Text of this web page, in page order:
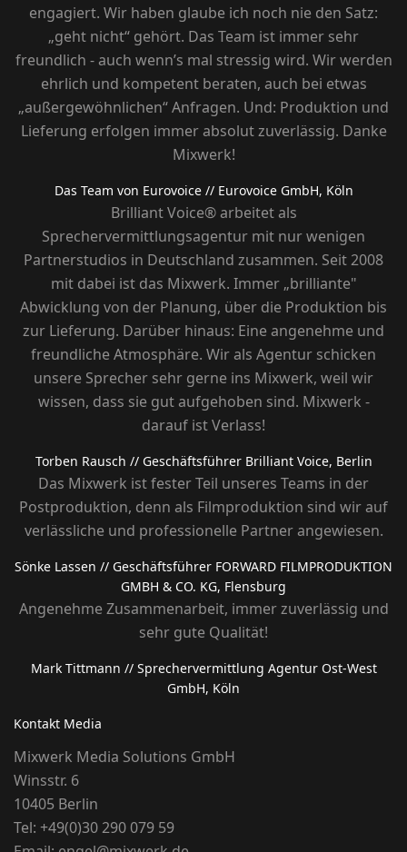
engagiert. Wir haben glaube ich noch nie den Satz:
„geht nicht“ gehört. Das Team ist immer sehr
freundlich - auch wenn’s mal stressig wird. Wir werden
ehrlich und kompetent beraten, auch bei etwas
„außergewöhnlichen“ Anfragen. Und: Produktion und
Lieferung erfolgen immer absolut zuverlässig. Danke
Mixwerk!
Das Team von Eurovoice // Eurovoice GmbH, Köln
Brilliant Voice® arbeitet als
Sprechervermittlungsagentur mit nur wenigen
Partnerstudios in Deutschland zusammen. Seit 2008
mit dabei ist das Mixwerk. Immer „brilliante"
Abwicklung von der Planung, über die Produktion bis
zur Lieferung. Darüber hinaus: Eine angenehme und
freundliche Atmosphäre. Wir als Agentur schicken
unsere Sprecher sehr gerne ins Mixwerk, weil wir
wissen, dass sie gut aufgehoben sind. Mixwerk -
darauf ist Verlass!
Torben Rausch // Geschäftsführer Brilliant Voice, Berlin
Das Mixwerk ist fester Teil unseres Teams in der
Postproduktion, denn als Filmproduktion sind wir auf
verlässliche und professionelle Partner angewiesen.
Sönke Lassen // Geschäftsführer FORWARD FILMPRODUKTION
GMBH & CO. KG, Flensburg
Angenehme Zusammenarbeit, immer zuverlässig und
sehr gute Qualität!
Mark Tittmann // Sprechervermittlung Agentur Ost-West
GmbH, Köln
Kontakt Media
Mixwerk Media Solutions GmbH
Winsstr. 6
10405 Berlin
Tel: +49(0)30 290 079 59